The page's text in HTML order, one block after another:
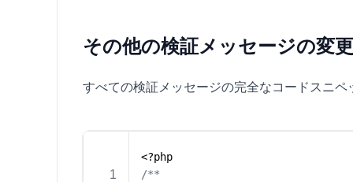
その他の検証メッセージの変更
すべての検証メッセージの完全なコードスニ